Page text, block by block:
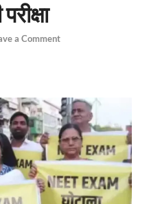
a Comment